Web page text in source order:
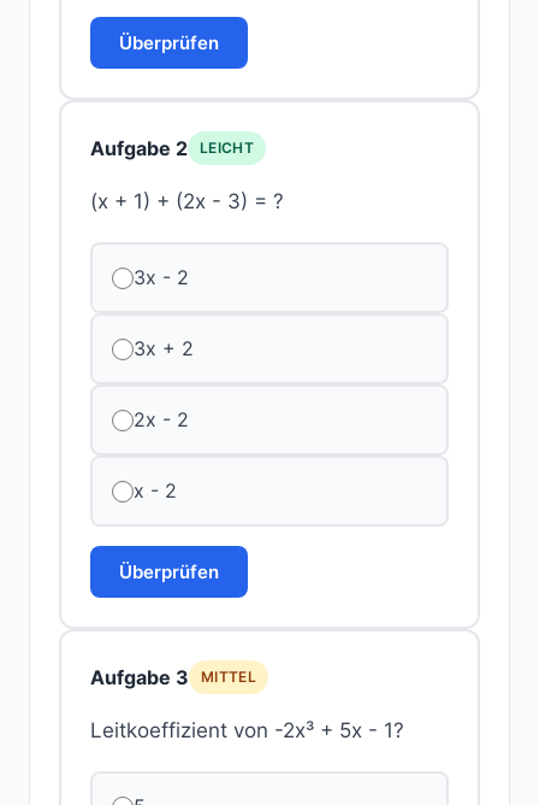
Überprüfen
Aufgabe 2 LEICHT
(x + 1) + (2x - 3) = ?
3x - 2
3x + 2
2x - 2
x - 2
Überprüfen
Aufgabe 3 MITTEL
Leitkoeffizient von -2x³ + 5x - 1?